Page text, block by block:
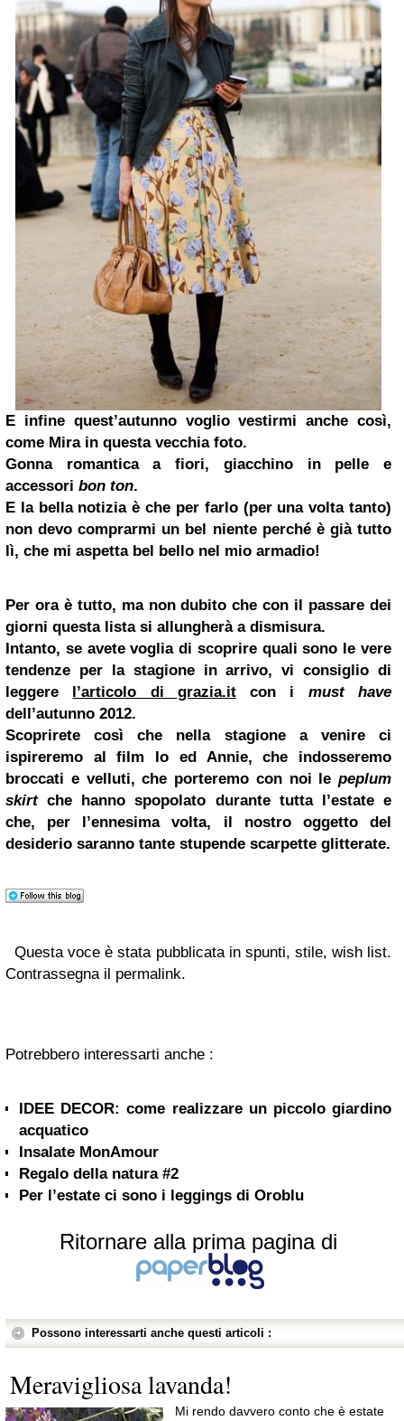
E infine quest’autunno voglio vestirmi anche così,
come Mira in questa vecchia foto.
Gonna romantica a fiori, giacchino in pelle e
accessori bon ton.
E la bella notizia è che per farlo (per una volta tanto)
non devo comprarmi un bel niente perché è già tutto
lì, che mi aspetta bel bello nel mio armadio!
Per ora è tutto, ma non dubito che con il passare dei
giorni questa lista si allungherà a dismisura.
Intanto, se avete voglia di scoprire quali sono le vere
tendenze per la stagione in arrivo, vi consiglio di
leggere
l’articolo di grazia.it con i must have
dell’autunno 2012.
Scoprirete così che nella stagione a venire ci
ispireremo al film Io ed Annie, che indosseremo
broccati e velluti, che porteremo con noi le peplum
skirtche hanno spopolato durante tutta l’estate e
che, per l’ennesima volta, il nostro oggetto del
desiderio saranno tante stupende scarpette glitterate.
Questa voce è stata pubblicata in spunti, stile, wish list.
Contrassegna il permalink.
Potrebbero interessarti anche :
IDEE DECOR: come realizzare un piccolo giardino
acquatico
Insalate MonAmour
Regalo della natura #2
Per l’estate ci sono i leggings di Oroblu
Ritornare alla prima pagina di
Possono interessarti anche questi articoli :
Meravigliosa lavanda!
Mi rendo davvero conto che è estate